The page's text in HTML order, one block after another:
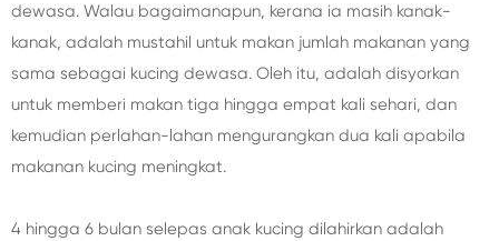
dewasa. Walau bagaimanapun, kerana ia masih kanak-
kanak, adalah mustahil untuk makan jumlah makanan yang
sama sebagai kucing dewasa. Oleh itu, adalah disyorkan
untuk memberi makan tiga hingga empat kali sehari, dan
kemudian perlahan-lahan mengurangkan dua kali apabila
makanan kucing meningkat.
4 hingga 6 bulan selepas anak kucing dilahirkan adalah